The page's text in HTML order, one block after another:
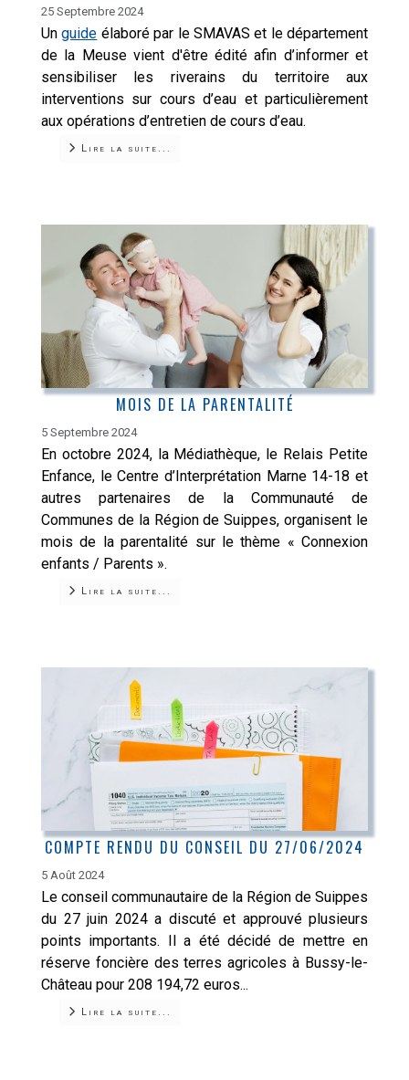
25 Septembre 2024
Unguide élaboré par le SMAVAS et le département
de la Meuse vient d'être édité afin d’informer et
sensibiliser les riverains du territoire aux
interventions sur cours d’eau et particulièrement
aux opérations d’entretien de cours d’eau.
Lire la suite...
MOIS DE LA PARENTALITÉ
5 Septembre 2024
En octobre 2024, la Médiathèque, le Relais Petite
Enfance, le Centre d’Interprétation Marne 14-18 et
autres partenaires de la Communauté de
Communes de la Région de Suippes, organisent le
mois de la parentalité sur le thème « Connexion
enfants / Parents ».
Lire la suite...
COMPTE RENDU DU CONSEIL DU 27/06/2024
5 Août 2024
Le conseil communautaire de la Région de Suippes
du 27 juin 2024 a discuté et approuvé plusieurs
points importants. Il a été décidé de mettre en
réserve foncière des terres agricoles à Bussy-le-
Château pour 208 194,72 euros...
Lire la suite...